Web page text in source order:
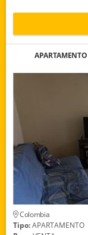
Colombia
Tipo:APARTAMENTO